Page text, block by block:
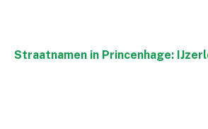
Straatnamen in Princenhage: